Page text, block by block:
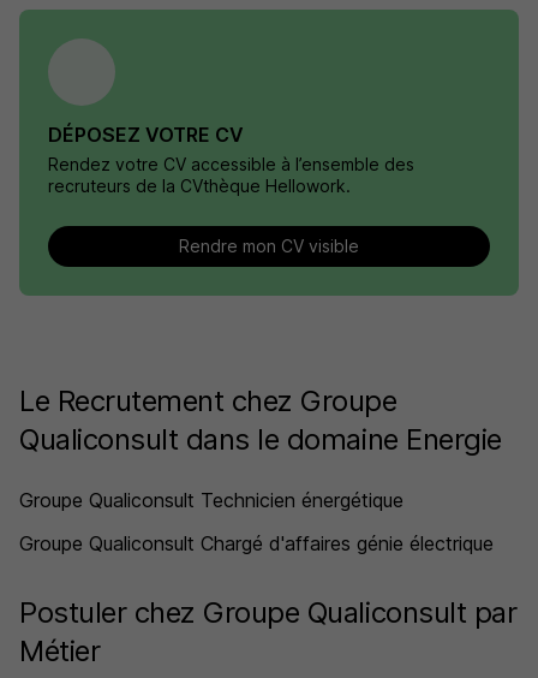
DÉPOSEZ VOTRE CV
Rendez votre CV accessible à l’ensemble des
recruteurs de la CVthèque Hellowork.
Rendre mon CV visible
Le Recrutement chez Groupe
Qualiconsult dans le domaine Energie
Groupe Qualiconsult Technicien énergétique
Groupe Qualiconsult Chargé d'affaires génie électrique
Postuler chez Groupe Qualiconsult par
Métier